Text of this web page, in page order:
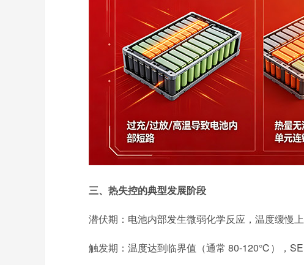
三、热失控的典型发展阶段
潜伏期：电池内部发生微弱化学反应，温度缓慢
触发期：温度达到临界值（通常 80-120℃），